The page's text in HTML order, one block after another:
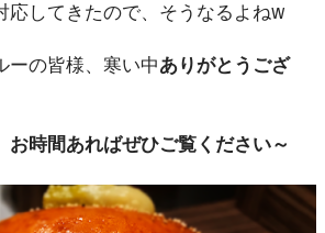
応してきたので、そうなるよねw
ーの皆様、寒い中ありがとうござ
お時間あればぜひご覧ください～